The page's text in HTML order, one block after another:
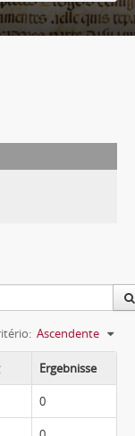
Ascendente
Ergebnisse
0